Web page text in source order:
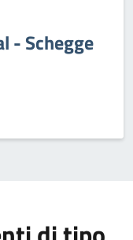
- Schegge
DI STORIA}